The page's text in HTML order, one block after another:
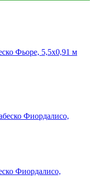
Фьоре, 5,5x0,91 м
Фиордалисо,